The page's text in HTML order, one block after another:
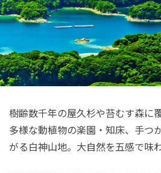
樹齢数千年の屋久杉や苔むす森に
多様な動植物の楽園・知床、手つ
がる白神山地。大自然を五感で味